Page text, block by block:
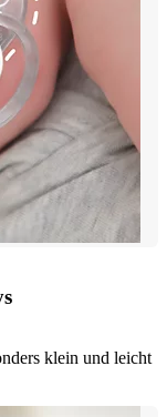
klein und leicht